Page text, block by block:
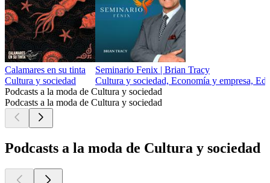
Calamares en su tinta
Cultura y sociedad
Seminario Fenix | Brian Tracy
Cultura y sociedad, Economía y empresa,
Podcasts a la moda de Cultura y sociedad
Podcasts a la moda de Cultura y sociedad
Podcasts a la moda de Cultura y sociedad